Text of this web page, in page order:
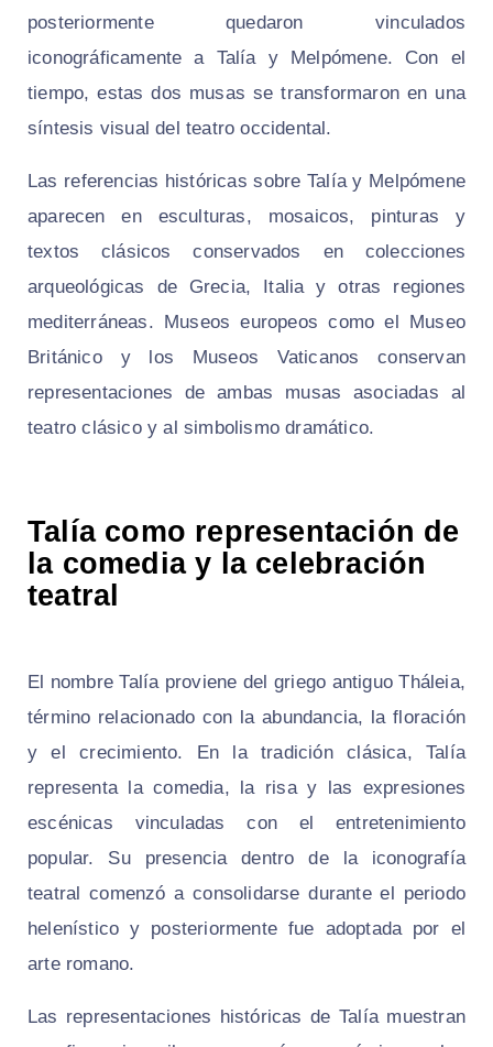
posteriormente quedaron vinculados
iconográficamente a Talía y Melpómene. Con el
tiempo, estas dos musas se transformaron en una
síntesis visual del teatro occidental.
Las referencias históricas sobre Talía y Melpómene
aparecen en esculturas, mosaicos, pinturas y
textos clásicos conservados en colecciones
arqueológicas de Grecia, Italia y otras regiones
mediterráneas. Museos europeos como el Museo
Británico y los Museos Vaticanos conservan
representaciones de ambas musas asociadas al
teatro clásico y al simbolismo dramático.
Talía como representación de
la comedia y la celebración
teatral
El nombre Talía proviene del griego antiguo Tháleia,
término relacionado con la abundancia, la floración
y el crecimiento. En la tradición clásica, Talía
representa la comedia, la risa y las expresiones
escénicas vinculadas con el entretenimiento
popular. Su presencia dentro de la iconografía
teatral comenzó a consolidarse durante el periodo
helenístico y posteriormente fue adoptada por el
arte romano.
Las representaciones históricas de Talía muestran